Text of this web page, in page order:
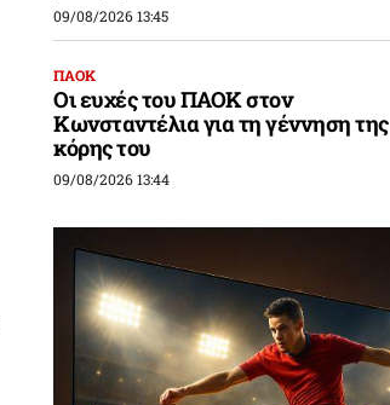
09/08/2026 13:45
ΠΑΟΚ
Οι ευχές του ΠΑΟΚ στον
Κωνσταντέλια για τη γέννηση της
κόρης του
09/08/2026 13:44